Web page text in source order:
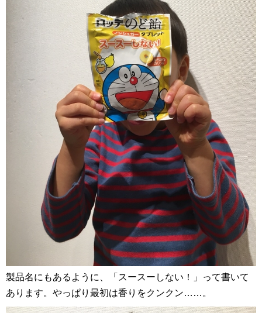
製品名にもあるように、「スースーしない！」って書いて
あります。やっぱり最初は香りをクンクン……。